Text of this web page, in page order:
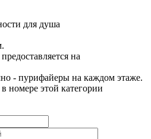
для душа
на
- пурифайеры на каждом этаже.
этой категории